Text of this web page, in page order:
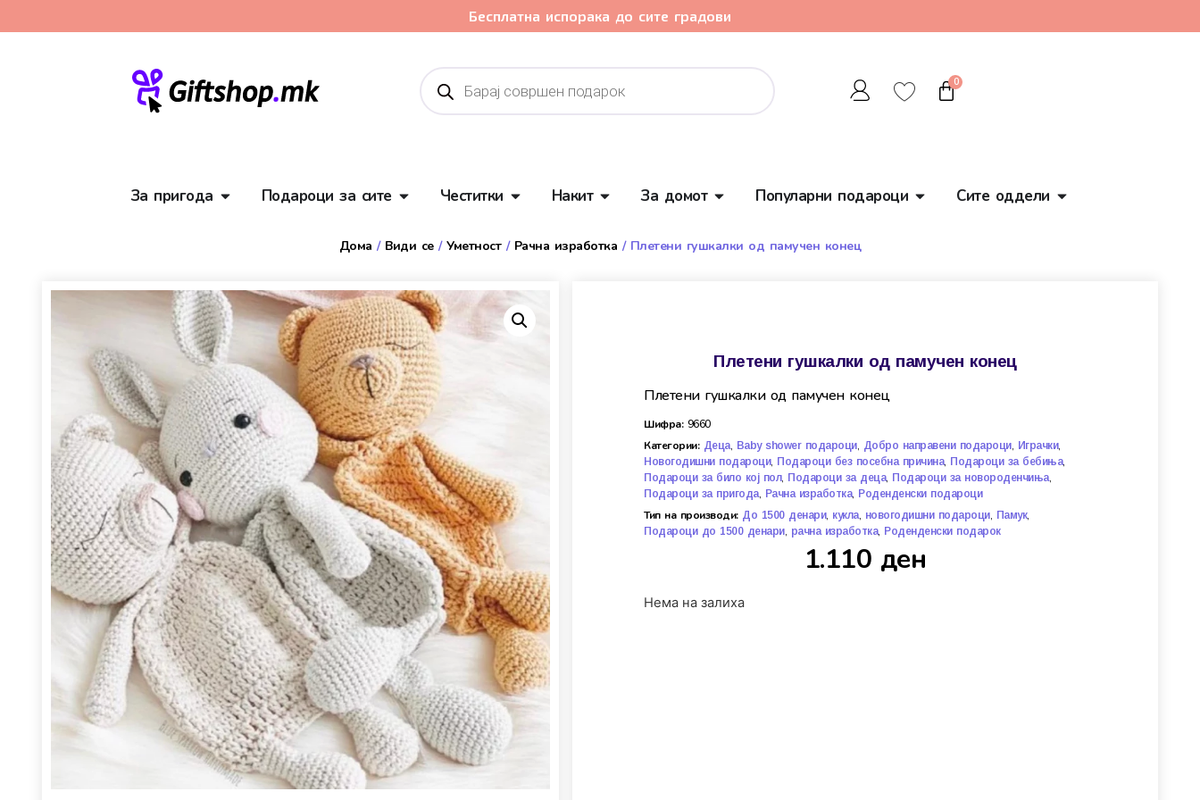
Бесплатна испорака до сите градови
0
За пригода Подароци за сите Честитки Накит За домот Популарни подароци Сите оддели
Дома / Види се/Уметност/ Рачна изработка / Плетени гушкалки од памучен конец
Плетени гушкалки од памучен конец
Плетени гушкалки од памучен конец
Шифра: 9660
Категории: Деца, Baby shower подароци, Добро направени подароци, Играчки,
Новогодишни подароци, Подароци без посебна причина, Подароци за бебиња,
Подароци за било кој пол, Подароци за деца, Подароци за новороденчиња,
Подароци за пригода, Рачна изработка, Роденденски подароци
Тип на производи: До 1500 денари, кукла, новогодишни подароци, Памук,
Подароци до 1500 денари, рачна изработка, Роденденски подарок
1.110 ден
Нема на залиха